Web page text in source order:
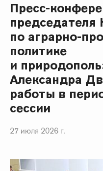
Пресс-
по аграрно-
политике
и
Александра
работы в
сессии
27 июля 2026 г.